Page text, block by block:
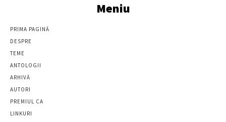
Meniu
PRIMA PAGINĂ
DESPRE
TEME
ANTOLOGII
ARHIVĂ
AUTORI
PREMIUL CA
LINKURI